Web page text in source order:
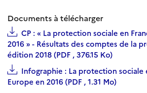
Documents à télécharger
CP : « La protection sociale en
2016 » - Résultats des comptes de la
édition 2018 (PDF , 376.15 Ko)
Infographie : La protection sociale
Europe en 2016 (PDF , 1.31 Mo)